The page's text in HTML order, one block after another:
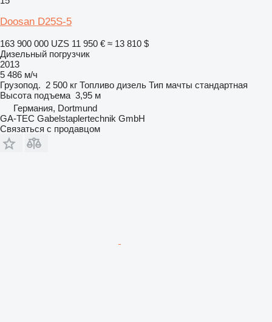
Doosan D25S-5
163 900 000 UZS 11 950 € ≈ 13 810 $
Дизельный погрузчик
2013
5 486 м/ч
Грузопод. 2 500 кг Топливо дизель Тип мачты стандартная
Высота подъема 3,95 м
Германия, Dortmund
GA-TEC Gabelstaplertechnik GmbH
Связаться с продавцом